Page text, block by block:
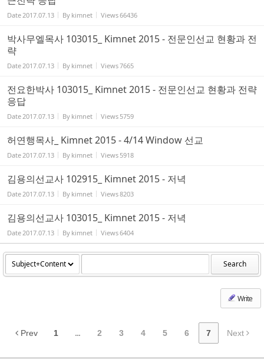
Date 2017.07.13 By kimnet Views66436
박사무엘목사 103015_ Kimnet 2015 - 전문인선교 현황과 전
략
Date 2017.07.13 By kimnet Views7665
전요한박사 103015_ Kimnet 2015 - 전문인선교 현황과 전략
응답
Date 2017.07.13 By kimnet Views 5759
허연행목사_ Kimnet 2015 - 4/14 Window 선교
Date 2017.07.13 By kimnet Views 5918
김용의선교사 102915_ Kimnet 2015 - 저녁
Date 2017.07.13 By kimnet Views8203
김용의선교사 103015_ Kimnet 2015 - 저녁
Date 2017.07.13 By kimnet Views6404
Search
Write
Prev 1 ... 2 3 4 5 6 7 Next